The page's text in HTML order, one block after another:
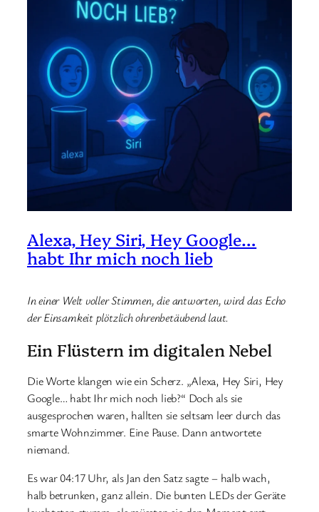
Alexa, Hey Siri, Hey Google…
habt Ihr mich noch lieb
In einer Welt voller Stimmen, die antworten, wird das Echo
der Einsamkeit plötzlich ohrenbetäubend laut.
Ein Flüstern im digitalen Nebel
Die Worte klangen wie ein Scherz. „Alexa, Hey Siri, Hey
Google… habt Ihr mich noch lieb?“ Doch als sie
ausgesprochen waren, hallten sie seltsam leer durch das
smarte Wohnzimmer. Eine Pause. Dann antwortete
niemand.
Es war 04:17 Uhr, als Jan den Satz sagte – halb wach,
halb betrunken, ganz allein. Die bunten LEDs der Geräte